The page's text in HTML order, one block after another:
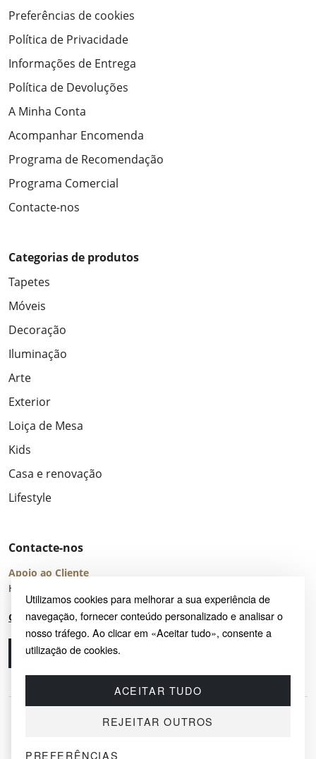
Utilizamos cookies para melhorar a sua experiência de
navegação, fornecer conteúdo personalizado e analisar o
nosso tráfego. Ao clicar em «Aceitar tudo», consente a
utilização de cookies.
ACEITAR TUDO
REJEITAR OUTROS
PREFERÊNCIAS
Preferências de cookies
Política de Privacidade
Informações de Entrega
Política de Devoluções
A Minha Conta
Acompanhar Encomenda
Programa de Recomendação
Programa Comercial
Contacte-nos
Categorias de produtos
Tapetes
Móveis
Decoração
Iluminação
Arte
Exterior
Loiça de Mesa
Kids
Casa e renovação
Lifestyle
Contacte-nos
Apoio ao Cliente
Horário de Atendimento: seg – sex 8:00 – 16:00 (UTC+2)
Centro de Ajuda
Ligue-nos
© 2026 SAYRUG OÜ · KESKLINNA LINNAOSA, AHTRI TN 12, 10151, TALLINN,